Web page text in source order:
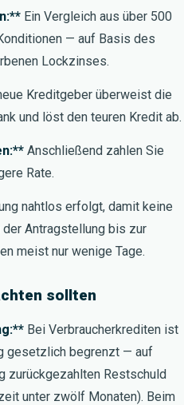
Ein Vergleich aus über 500
— auf Basis des
Lockzinses.
Kreditgeber überweist die
und löst den teuren Kredit ab.
Anschließend zahlen Sie
Rate.
nahtlos erfolgt, damit keine
Antragstellung bis zur
meist nur wenige Tage.
sollten
Bei Verbraucherkrediten ist
gesetzlich begrenzt — auf
zurückgezahlten Restschuld
unter zwölf Monaten). Beim